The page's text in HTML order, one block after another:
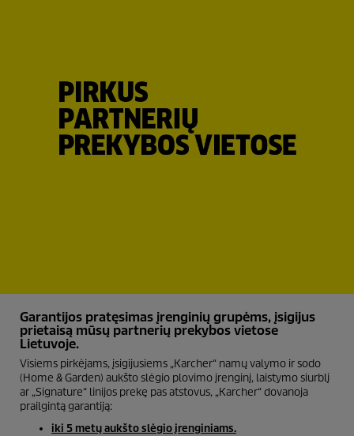
Garantijos pratęsimas įrenginių grupėms, įsigijus
prietaisą mūsų partnerių prekybos vietose
Lietuvoje.
Visiems pirkėjams, įsigijusiems „Karcher“ namų valymo ir sodo
(Home & Garden) aukšto slėgio plovimo įrenginį, laistymo siurblį
ar „Signature“ linijos prekę pas atstovus, „Karcher“ dovanoja
prailgintą garantiją:
iki 5 metų aukšto slėgio įrenginiams.